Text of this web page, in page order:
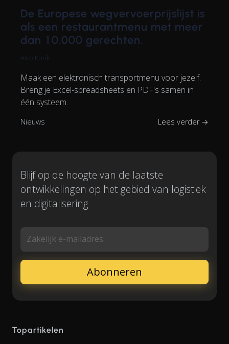
De Europese wegvervoerprijslijst is
als een restaurantmenu met meer
dan 10.000 gerechten.
Aivo Kurik
Maak een elektronisch transportmenu voor jezelf.
Breng je Excel-spreadsheets en PDF's samen in
één systeem.
Nieuws Lees verder →
Blijf op de hoogte van de laatste
ontwikkelingen op het gebied van logistiek
en digitalisering
Zakelijk e-mailadres
Topartikelen